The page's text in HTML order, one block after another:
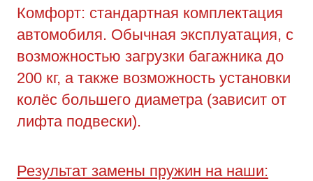
Комфорт: стандартная комплектация
автомобиля. Обычная эксплуатация, с
возможностью загрузки багажника до
200 кг, а также возможность установки
колёс большего диаметра (зависит от
лифта подвески).
Результат замены пружин на наши: